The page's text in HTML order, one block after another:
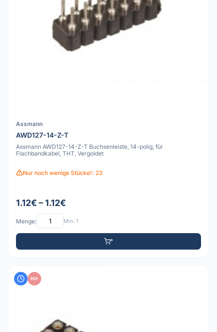
Assmann
AWD127-14-Z-T
Assmann AWD127-14-Z-T Buchsenleiste, 14-polig, für
Flachbandkabel, THT, Vergoldet
Nur noch wenige Stücke!: 23
1.12€ – 1.12€
Menge: Min: 1
PDF